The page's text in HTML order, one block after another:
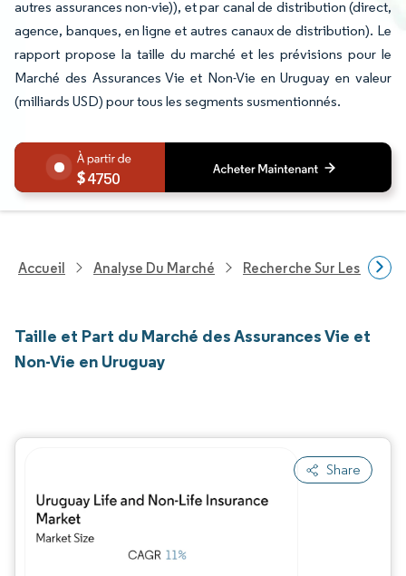
autres assurances non-vie)), et par canal de distribution (direct,
agence, banques, en ligne et autres canaux de distribution). Le
rapport propose la taille du marché et les prévisions pour le
Marché des Assurances Vie et Non-Vie en Uruguay en valeur
(milliards USD) pour tous les segments susmentionnés.
4750
Accueil Analyse Du Marché Recherche Sur Les
Taille et Part du Marché des Assurances Vie et
Non-Vie en Uruguay
Share